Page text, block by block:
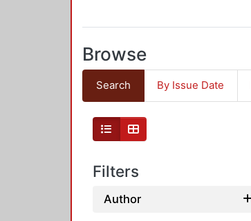
Browse
Search By Issue Date
Filters
Author